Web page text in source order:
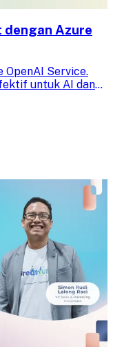
dengan Azure
OpenAI Service.
untuk AI dan